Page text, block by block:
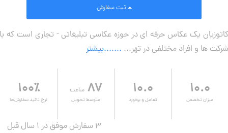
کاتوزیان یک عکاس حرفه ای در حوزه عکاسی تبلیغاتی - تجاری است که با
شرکت ها و افراد مختلفی در تهر... .......بیشتر
۱۰.۰
میزان تخصص
۱۰.۰
تعامل و برخورد
۸۷ ساعت
متوسط تحویل
۱۰۰٪
نرخ تائید سفارش‌ها
3 سفارش موفق در ۱ سال قبل